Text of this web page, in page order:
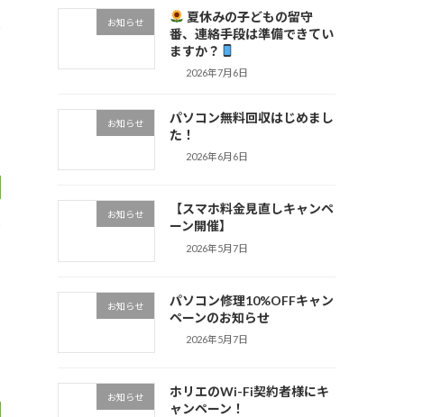
お知らせ
夏休みの子どもの留守
番、連絡手段は準備できてい
ますか？
2026年7月6日
お知らせ
パソコン無料回収はじめまし
た！
2026年6月6日
お知らせ
【スマホ料金見直しキャンペ
ーン開催】
2026年5月7日
お知らせ
パソコン修理10%OFFキャン
ペーンのお知らせ
2026年5月7日
お知らせ
ホリエのWi-Fi契約者様にキ
ャンペーン！